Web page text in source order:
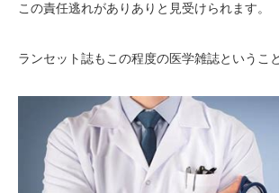
この責任逃れがありありと見受けられます。
ランセット誌もこの程度の医学雑誌というこ